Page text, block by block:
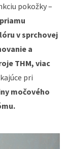
pokožky –
priamu
v sprchovej
a
THM, viac
pri
močového